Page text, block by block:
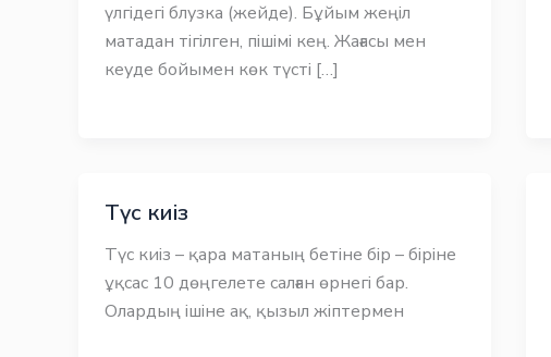
үлгідегі блузка (жейде). Бұйым жеңіл
матадан тігілген, пішімі кең. Жағасы мен
кеуде бойымен көк түсті […]
Түс киіз
Түс киіз – қара матаның бетіне бір – біріне
ұқсас 10 дөңгелете салған өрнегі бар.
Олардың ішіне ақ, қызыл жіптермен